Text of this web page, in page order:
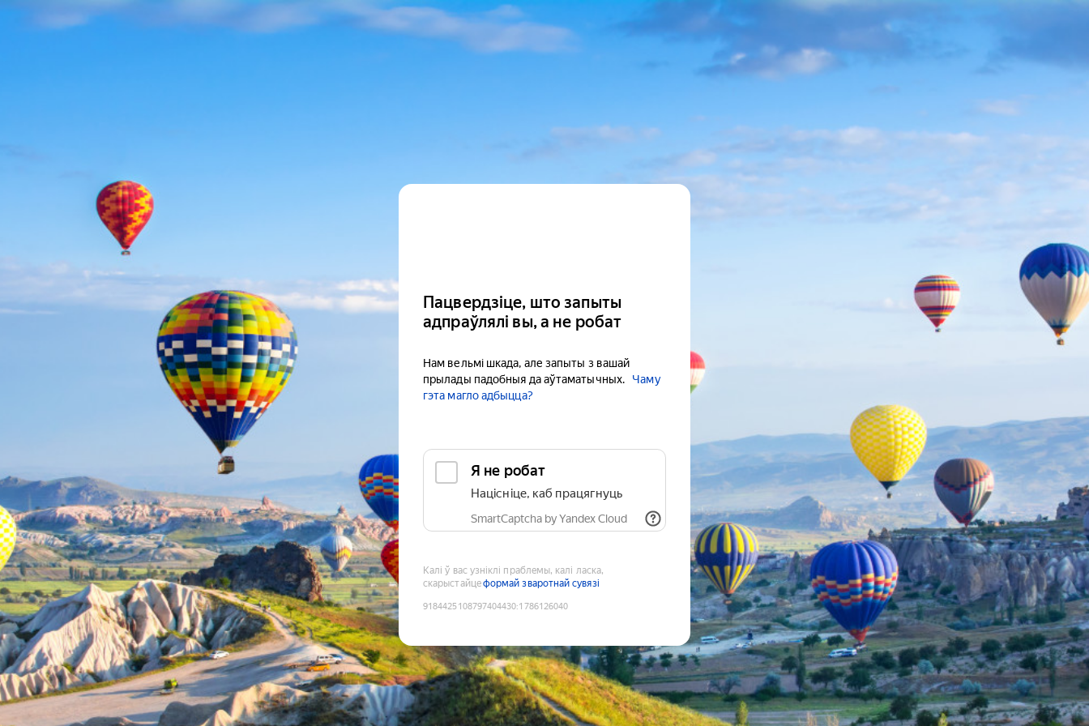
Пацвердзіце, што запыты
адпраўлялі вы, а не робат
Нам вельмі шкада, але запыты з вашай
прылады падобныя да аўтаматычных.
Чаму
гэта магло адбыцца?
Я не робат
Націсніце, каб працягнуць
SmartCaptcha by Yandex Cloud
Калі ў вас узніклі праблемы, калі ласка,
скарыстайцеформай зваротнай сувязі
9184425108797404430:1786126040